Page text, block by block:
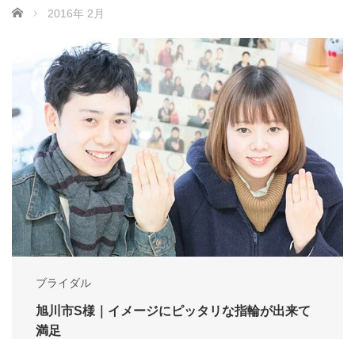
ホーム 2016年 2月
ブライダル
旭川市S様｜イメージにピッタリな指輪が出来て
満足